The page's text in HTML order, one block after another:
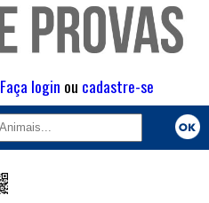
Faça login ou cadastre-se